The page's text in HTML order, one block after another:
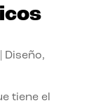
Diseño,
tiene el